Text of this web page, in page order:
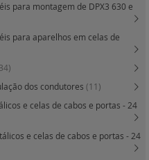
para montagem de DPX3 630 e
para aparelhos em celas de
dos condutores (11)
e celas de cabos e portas - 24
e celas de cabos e portas - 24